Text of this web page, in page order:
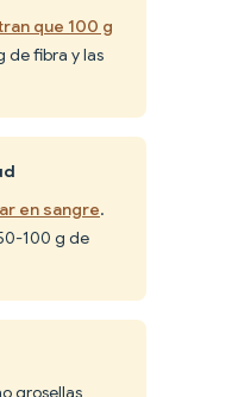
que 100 g
de fibra y las
en sangre.
100 g de
grosellas